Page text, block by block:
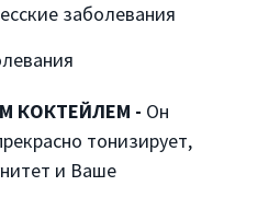
заболевания
КОКТЕЙЛЕМ - Он
тонизирует,
и Ваше